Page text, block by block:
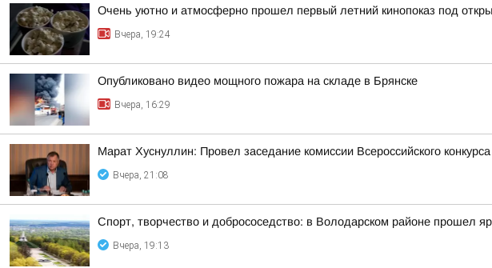
Очень уютно и атмосферно прошел первый летний кинопоказ под
Вчера, 19:24
Опубликовано видео мощного пожара на складе в Брянске
Вчера, 16:29
Марат Хуснуллин: Провел заседание комиссии Всероссийского
Вчера, 21:08
Спорт, творчество и добрососедство: в Володарском районе прошел
Вчера, 19:13